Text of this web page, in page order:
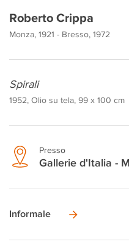
Roberto Crippa
Monza, 1921 - Bresso, 1972
Spirali
1952, Olio su tela, 99 x 100 cm
Presso
Gallerie d'Italia -
Informale